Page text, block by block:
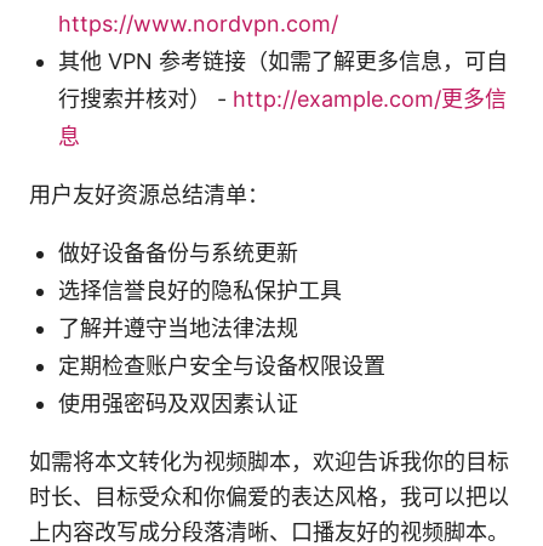
https://www.nordvpn.com/
其他 VPN 参考链接（如需了解更多信息，可自
行搜索并核对） - http://example.com/更多信
息
用户友好资源总结清单：
做好设备备份与系统更新
选择信誉良好的隐私保护工具
了解并遵守当地法律法规
定期检查账户安全与设备权限设置
使用强密码及双因素认证
如需将本文转化为视频脚本，欢迎告诉我你的目标
时长、目标受众和你偏爱的表达风格，我可以把以
上内容改写成分段落清晰、口播友好的视频脚本。